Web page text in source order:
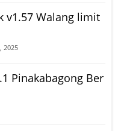
v1.57 Walang limit
2025
Pinakabagong Ber